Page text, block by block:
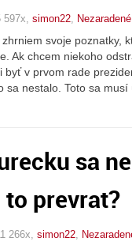
simon22 Nezaradené
svoje poznatky,
Ak chcem niekoho
byť v prvom rade
sa nestalo. Toto sa
sa
prevrat?
266x, simon22,